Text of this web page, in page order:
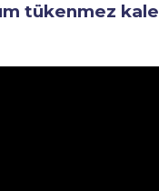
tükenmez